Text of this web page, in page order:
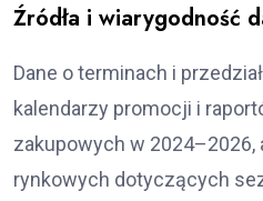
Źródła i wiarygodność
Dane o terminach i
kalendarzy promocji i
zakupowych w 2024–2026,
rynkowych dotyczących